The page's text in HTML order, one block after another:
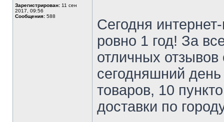
Зарегистрирован: 11 сен
2017, 09:56
Сообщения: 588
Сегодня
ровно 1 год! За
отличных
сегодняшний
товаров, 10
доставки по